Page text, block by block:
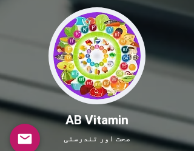
AB Vitamin
صحت اور تندرستی